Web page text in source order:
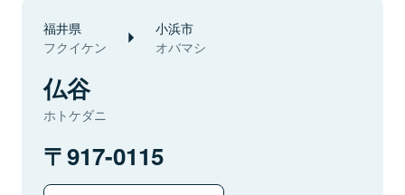
福井県
フクイケン
小浜市
オバマシ
仏谷
ホトケダニ
917-0115